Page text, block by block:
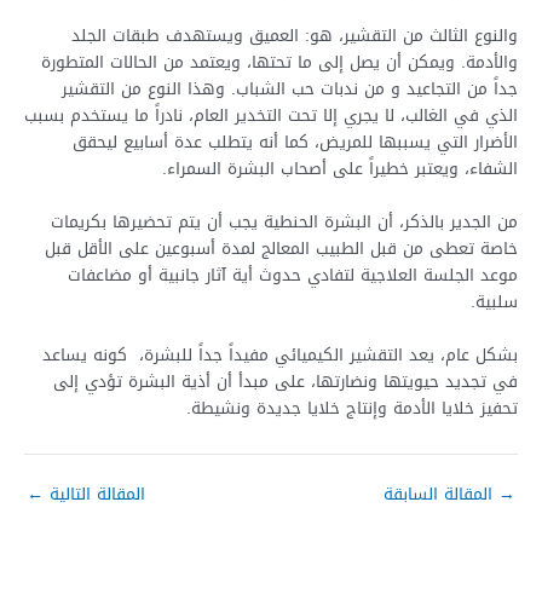
والنوع الثالث من التقشير، هو: العميق ويستهدف طبقات الجلد
والأدمة. ويمكن أن يصل إلى ما تحتها، ويعتمد من الحالات المتطورة
جداً من التجاعيد و من ندبات حب الشباب. وهذا النوع من التقشير
الذي في الغالب، لا يجري إلا تحت التخدير العام، نادراً ما يستخدم بسبب
الأضرار التي يسببها للمريض، كما أنه يتطلب عدة أسابيع ليحقق
الشفاء، ويعتبر خطيراً على أصحاب البشرة السمراء.
من الجدير بالذكر، أن البشرة الحنطية يجب أن يتم تحضيرها بكريمات
خاصة تعطى من قبل الطبيب المعالج لمدة أسبوعين على الأقل قبل
موعد الجلسة العلاجية لتفادي حدوث أية آثار جانبية أو مضاعفات
سلبية.
بشكل عام، يعد التقشير الكيميائي مفيداً جداً للبشرة، كونه يساعد
في تجديد حيويتها ونضارتها، على مبدأ أن أذية البشرة تؤدي إلى
تحفيز خلايا الأدمة وإنتاج خلايا جديدة ونشيطة.
→ المقالة السابقة المقالة التالية ←